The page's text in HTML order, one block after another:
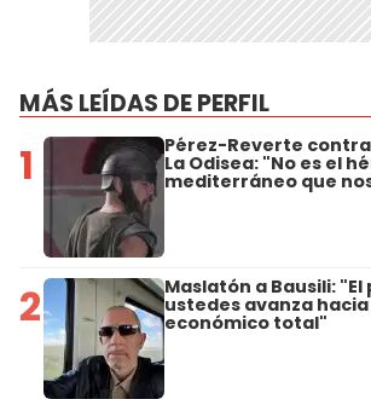
MÁS LEÍDAS DE PERFIL
1 Pérez-Reverte
La Odisea: "No es el
mediterráneo que
2 Maslatón a Bausili:
ustedes avanza
económico total"